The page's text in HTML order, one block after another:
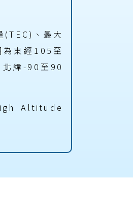
(TEC)、最大
東經105至
緯-90至90
Altitude